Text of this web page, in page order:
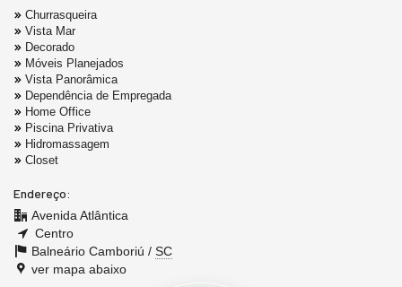
Churrasqueira
Vista Mar
Decorado
Móveis Planejados
Vista Panorâmica
Dependência de Empregada
Home Office
Piscina Privativa
Hidromassagem
Closet
Endereço:
Avenida Atlântica
Centro
Balneário Camboriú / SC
ver mapa abaixo